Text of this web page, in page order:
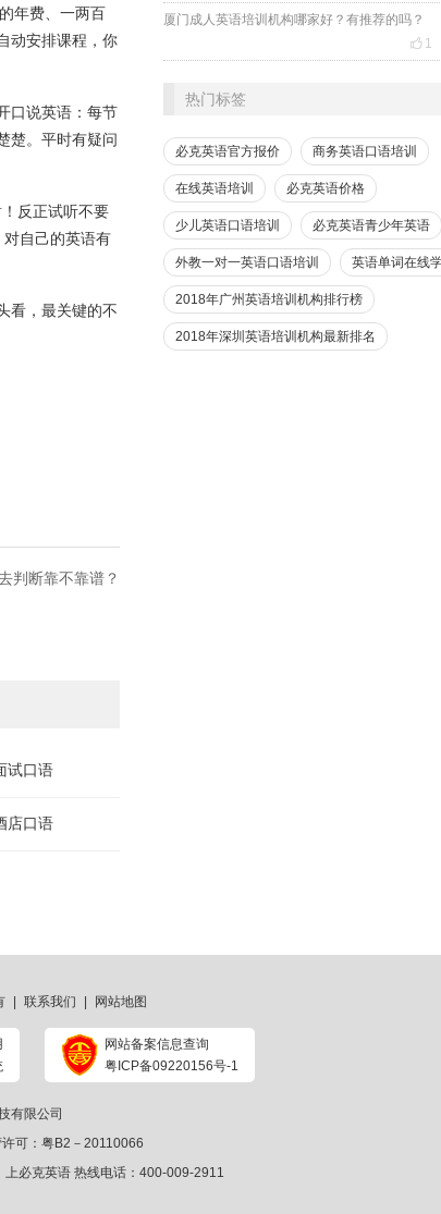
年费、一两百
动安排课程，你
口说英语：每节
楚。平时有疑问
反正试听不要
自己的英语有
看，最关键的不
判断靠不靠谱？
试口语
店口语
厦门成人英语培训机构哪家好？有推荐的吗？
 1
热门标签
必克英语官方报价 商务英语口语培训
在线英语培训 必克英语价格
少儿英语口语培训 必克英语青少年英语
外教一对一英语口语培训 英语单词在线
2018年广州英语培训机构排行榜
2018年深圳英语培训机构最新排名
联系我们 网站地图
网站备案信息查询
粤ICP备09220156号-1
有限公司
许可：粤B2－20110066
上必克英语热线电话：400-009-2911